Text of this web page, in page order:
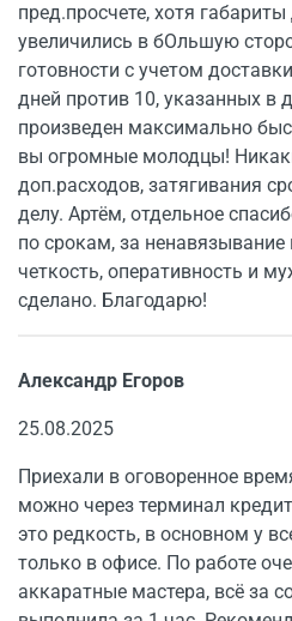
пред.просчете, хотя
увеличились в бОльшую
готовности с учетом
дней против 10, указанных в
произведен максимально
вы огромные молодцы!
доп.расходов, затягивания
делу. Артём, отдельное
по срокам, за
четкость, оперативность и
сделано. Благодарю!
Александр Егоров
25.08.2025
Приехали в оговоренное
можно через терминал
это редкость, в основном у
только в офисе. По работе
аккаратные мастера, всё за